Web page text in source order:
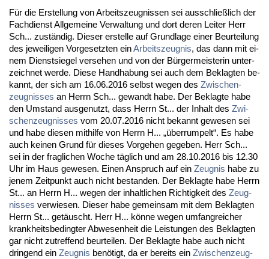
Für die Er­stel­lung von Ar­beits­zeug­nis­sen sei aus­sch­ließlich der
Fach­dienst All­ge­mei­ne Ver­wal­tung und dort de­ren Lei­ter Herr
Sch... zuständig. Die­ser er­stel­le auf Grund­la­ge ei­ner Be­ur­tei­lung
des je­wei­li­gen Vor­ge­setz­ten einAr­beits­zeug­nis, das dann mit ei­
nem Dienst­sie­gel ver­se­hen und von der Bürger­meis­te­rin un­ter­
zeich­net wer­de. Die­se Hand­ha­bung sei auch dem Be­klag­ten be­
kannt, der sich am 16.06.2016 selbst we­gen des Zwi­schen­
zeug­nis­ses an Herrn Sch... ge­wandt ha­be. Der Be­klag­te ha­be
den Um­stand aus­ge­nutzt, dass Herrn St... der In­halt des Zwi­
schen­zeug­nis­ses vom 20.07.2016 nicht be­kannt ge­we­sen sei
und ha­be die­sen mit­hil­fe von Herrn H... „über­rum­pelt“. Es ha­be
auch kei­nen Grund für die­ses Vor­ge­hen ge­ge­ben. Herr Sch...
sei in der frag­li­chen Wo­che täglich und am 28.10.2016 bis 12.30
Uhr im Haus gewe­sen. Ei­nen An­spruch auf ein Zeug­nis ha­be zu
je­nem Zeit­punkt auch nicht be­stan­den. Der Be­klag­te ha­be Herrn
St... an Herrn H... we­gen der in­halt­li­chen Rich­tig­keit des Zeug­
nis­ses ver­wie­sen. Die­ser ha­be ge­mein­sam mit dem Be­klag­ten
Herrn St... ge­täuscht. Herr H... könne we­gen um­fang­rei­cher
krank­heits­be­ding­ter Ab­we­sen­heit die Leis­tun­gen des Be­klag­ten
gar nicht zu­tref­fend be­ur­tei­len. Der Be­klag­te ha­be auch nicht
drin­gend ein Zeug­nis benötigt, da er be­reits ein Zwi­schen­zeug­